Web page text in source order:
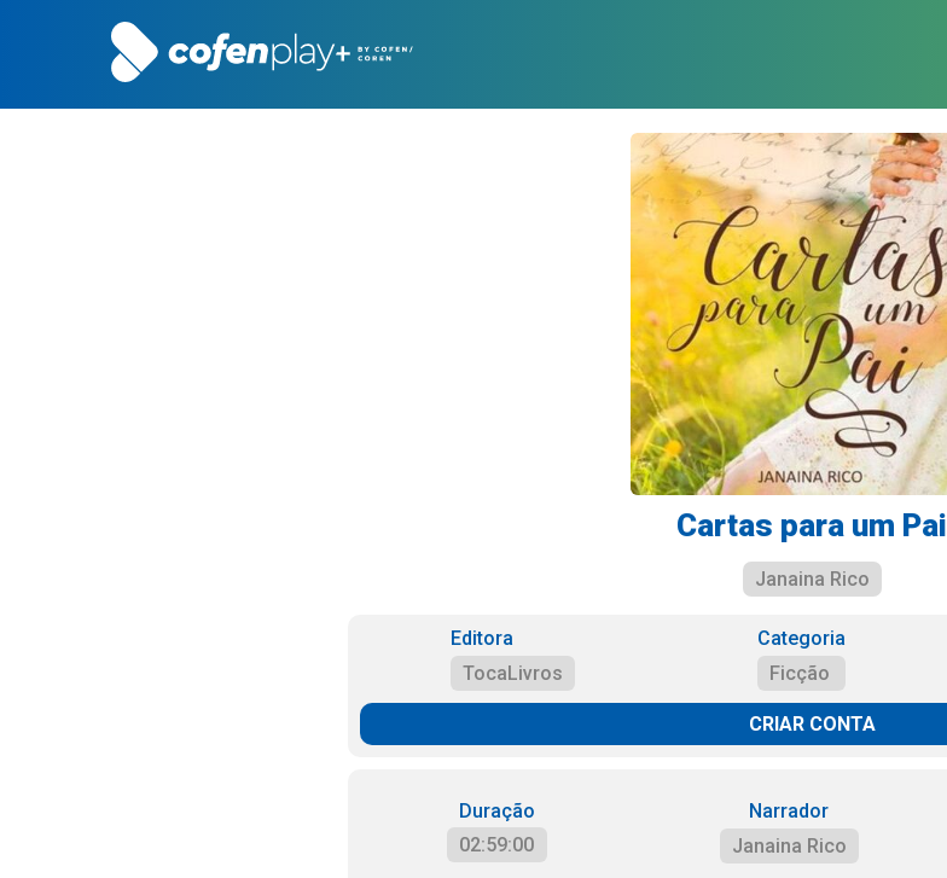
Cartas para um Pai
Janaina Rico
Editora
TocaLivros
Categoria
Ficção
CRIAR CONTA
Duração
02:59:00
Narrador
Janaina Rico